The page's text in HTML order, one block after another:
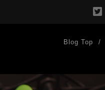
Blog Top